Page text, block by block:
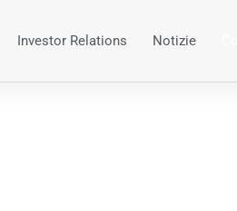
Investor Relations Notizie